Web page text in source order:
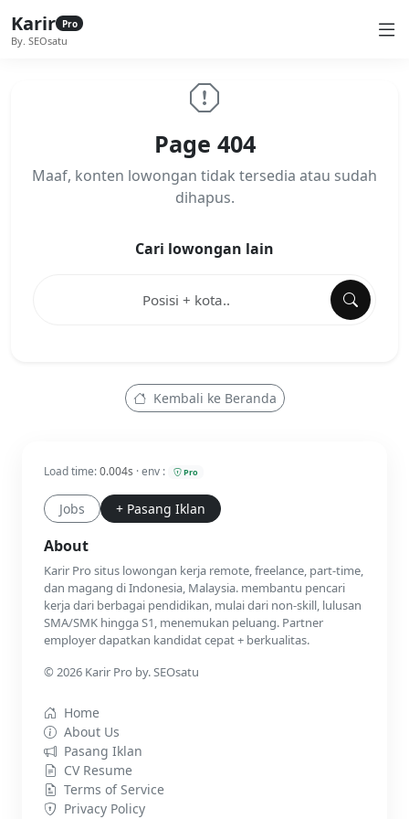
Karir Pro
By. SEOsatu
Page 404
Maaf, konten lowongan tidak tersedia atau sudah
dihapus.
Cari lowongan lain
Kembali ke Beranda
Load time:0.004s · env : Pro
Jobs + Pasang Iklan
About
Karir Pro situs lowongan kerja remote, freelance, part-time,
dan magang di Indonesia, Malaysia. membantu pencari
kerja dari berbagai pendidikan, mulai dari non-skill, lulusan
SMA/SMK hingga S1, menemukan peluang. Partner
employer dapatkan kandidat cepat + berkualitas.
© 2026 Karir Pro by. SEOsatu
Home
About Us
Pasang Iklan
CV Resume
Terms of Service
Privacy Policy